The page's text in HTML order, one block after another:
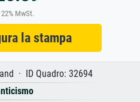
MwSt.
la stampa
· ID Quadro: 32694